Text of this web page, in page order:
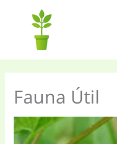
contenido
Fauna Útil